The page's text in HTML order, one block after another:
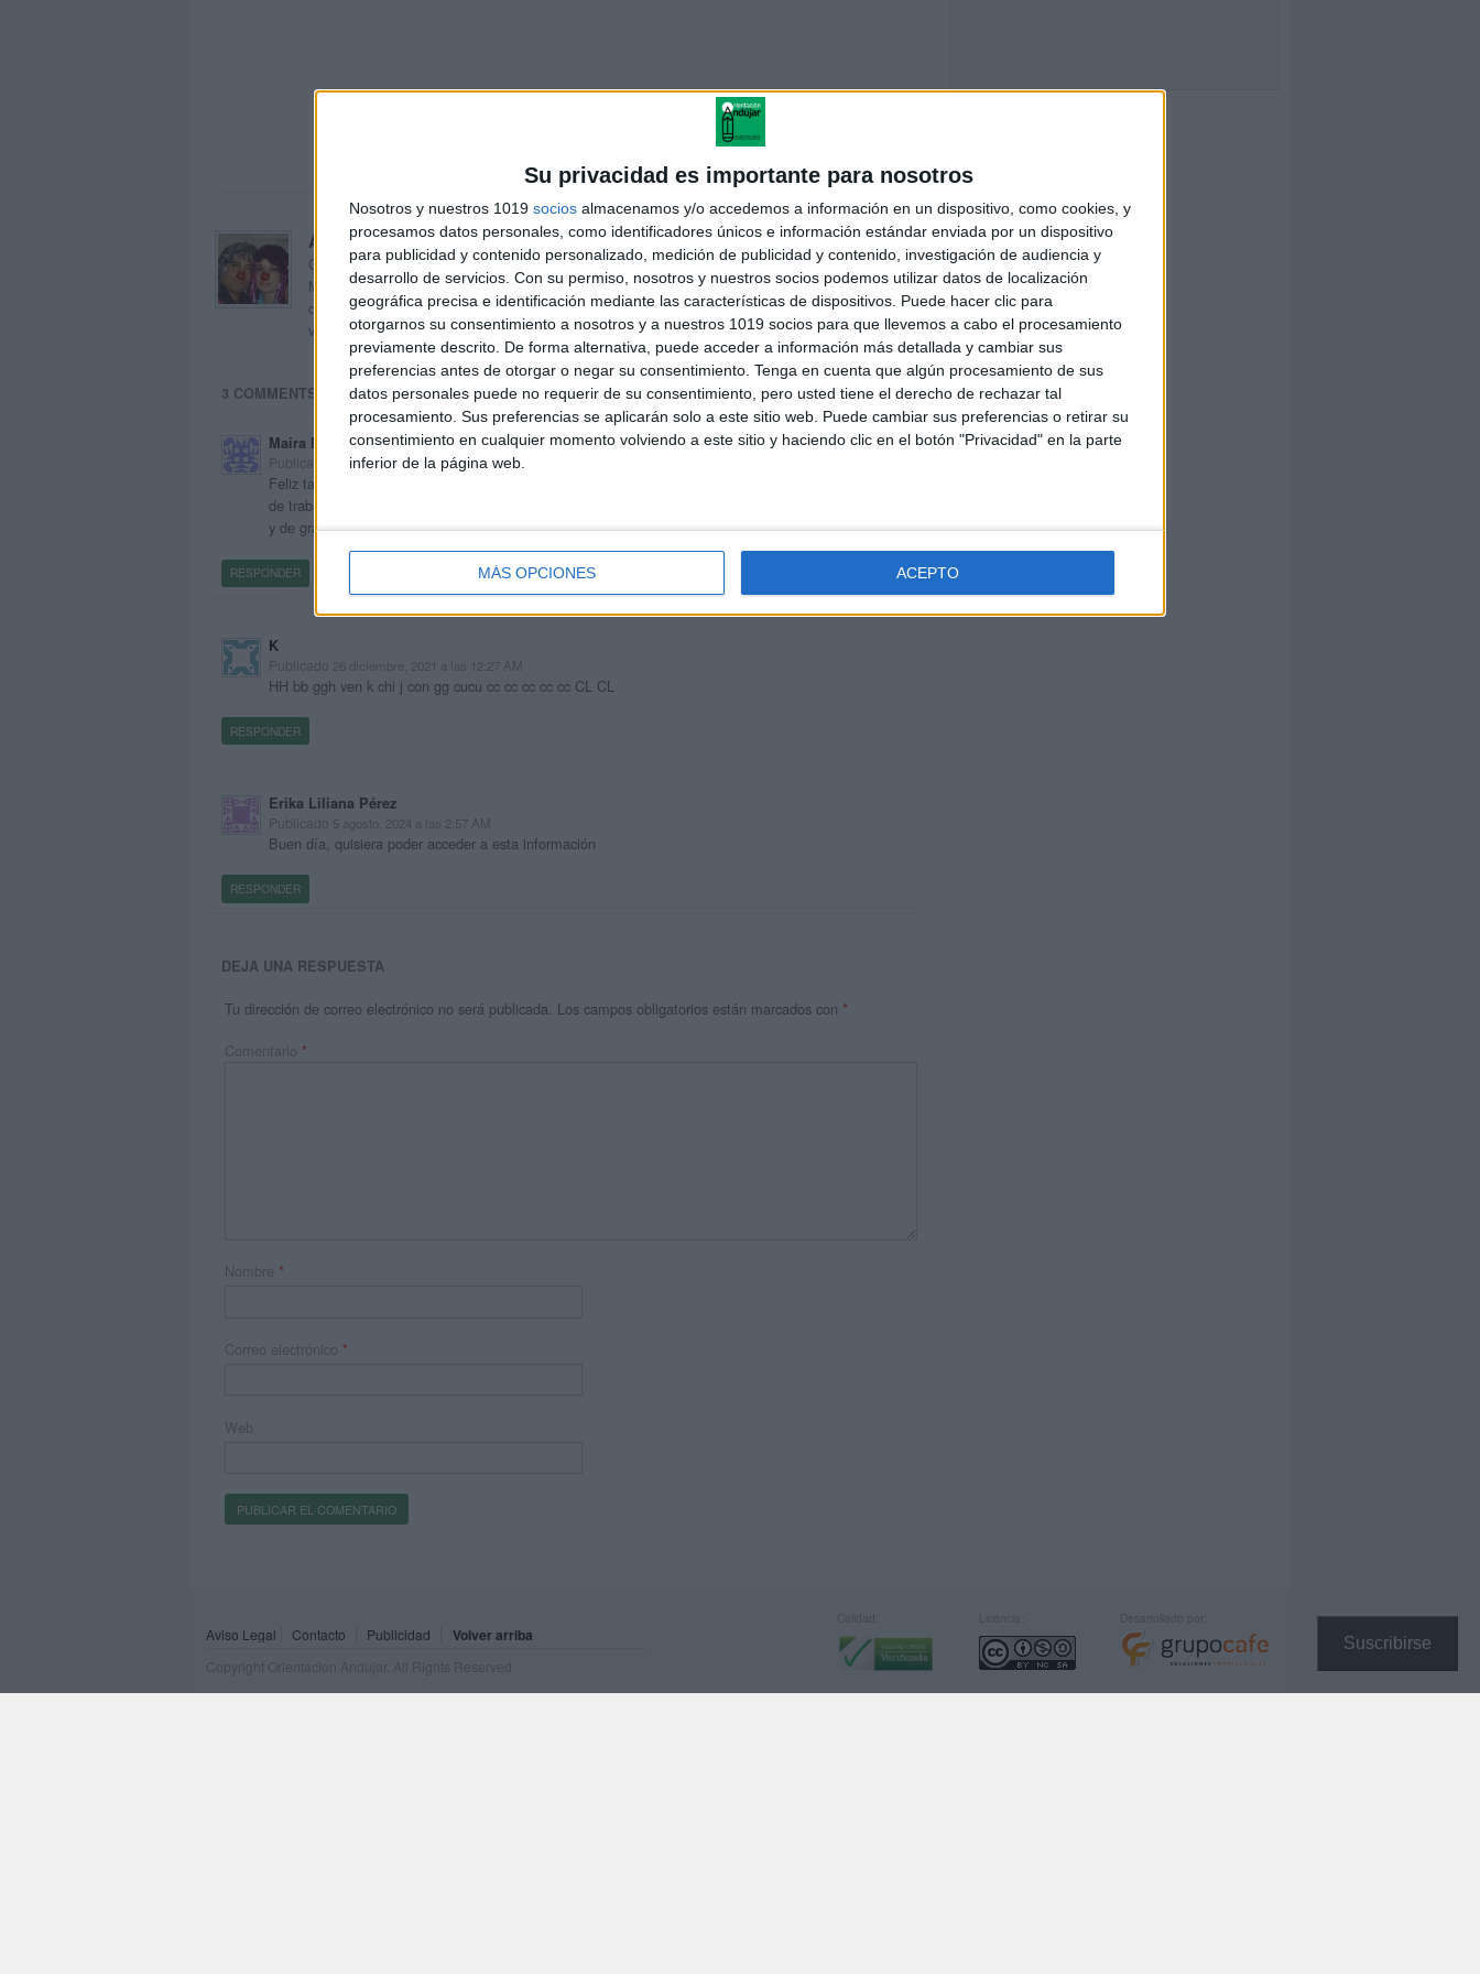
Su privacidad es importante para nosotros
Nosotros y nuestros 1019 socios almacenamos y/o accedemos a información en un dispositivo, como cookies, y
procesamos datos personales, como identificadores únicos e información estándar enviada por un dispositivo
para publicidad y contenido personalizado, medición de publicidad y contenido, investigación de audiencia y
desarrollo de servicios. Con su permiso, nosotros y nuestros socios podemos utilizar datos de localización
geográfica precisa e identificación mediante las características de dispositivos. Puede hacer clic para
otorgarnos su consentimiento a nosotros y a nuestros 1019 socios para que llevemos a cabo el procesamiento
previamente descrito. De forma alternativa, puede acceder a información más detallada y cambiar sus
preferencias antes de otorgar o negar su consentimiento. Tenga en cuenta que algún procesamiento de sus
datos personales puede no requerir de su consentimiento, pero usted tiene el derecho de rechazar tal
procesamiento. Sus preferencias se aplicarán solo a este sitio web. Puede cambiar sus preferencias o retirar su
consentimiento en cualquier momento volviendo a este sitio y haciendo clic en el botón "Privacidad" en la parte
inferior de la página web.
MÁS OPCIONES ACEPTO
Suscribirse
Acerca de orientacionandujar
Orientación Andújar no es solo un blog, es la apuesta personal de dos profesores Ginés y
Maribel, que además de ser pareja, son los encargados de los contenidos que encontramos
dentro del blog y en el cual, vuelcan la mayor parte del tiempo, que sus tareas como docentes, y
voluntarios en sus meses de verano les permite.
3 COMMENTS
Maira Mejias
Publicado 3 junio, 2019 a las 6:34 PM
Feliz tarde, quiero dar las gracias por el apoyo que me dan a travès de cada una estas herramientas
de trabajo. Cada recurso de aprendizaje que ustedes enviàn son excelentes
y de gran ayuda. Felicitaciones !
RESPONDER
K
Publicado 26 diciembre, 2021 a las 12:27 AM
HH bb ggh ven k chi j con gg cucu cc cc cc cc cc CL CL
RESPONDER
Erika Liliana Pérez
Publicado 5 agosto, 2024 a las 2:57 AM
Buen día, quisiera poder acceder a esta información
RESPONDER
DEJA UNA RESPUESTA
Tu dirección de correo electrónico no será publicada. Los campos obligatorios están marcados con *
Comentario *
Nombre *
Correo electrónico *
Web
Aviso Legal Contacto Publicidad Volver arriba